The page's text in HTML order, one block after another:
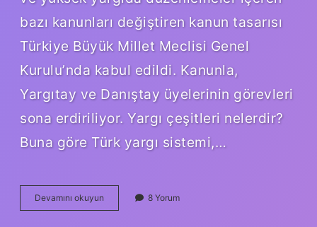
bazı kanunları değiştiren kanun tasarısı
Türkiye Büyük Millet Meclisi Genel
Kurulu’nda kabul edildi. Kanunla,
Yargıtay ve Danıştay üyelerinin görevleri
sona erdiriliyor. Yargı çeşitleri nelerdir?
Buna göre Türk yargı sistemi,…
Devamını okuyun
Yargı
8 Yorum